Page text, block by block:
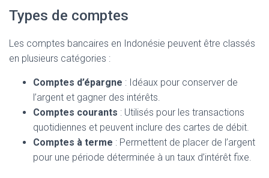
Types de comptes
Les comptes bancaires en Indonésie peuvent être classés
en plusieurs catégories :
Comptes d’épargne : Idéaux pour conserver de
l’argent et gagner des intérêts.
Comptes courants : Utilisés pour les transactions
quotidiennes et peuvent inclure des cartes de débit.
Comptes à terme : Permettent de placer de l’argent
pour une période déterminée à un taux d’intérêt fixe.